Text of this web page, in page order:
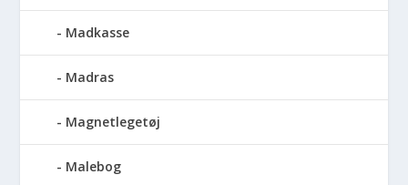
Madkasse
Madras
Magnetlegetøj
Malebog